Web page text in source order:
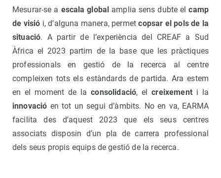
Mesurar-se a escala global amplia sens dubte elcamp
de visió i, d’alguna manera, permetcopsar el pols de la
situació. A partir de l’experiència del CREAF a Sud
Àfrica el 2023 partim de la base que les pràctiques
professionals en gestió de la recerca al centre
compleixen tots els estàndards de partida. Ara estem
en el moment de laconsolidació, elcreixement i la
innovació en tot un segui d’àmbits. No en va, EARMA
facilita des d’aquest 2023 que els seus centres
associats disposin d’un pla de carrera professional
dels seus propis equips de gestió de la recerca.